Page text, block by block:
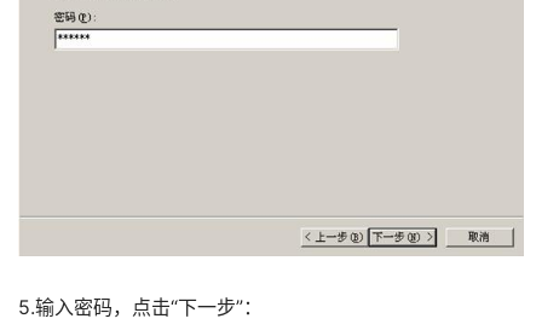
5.输入密码，点击“下一步”：